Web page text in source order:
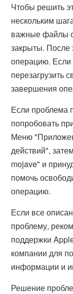
Чтобы решить
нескольким
важные файлы
закрыты. После
операцию. Если
перезагрузить
завершения
Если проблема
попробовать
Меню
действий",
mojave" и
помочь
операцию.
Если все
проблему,
поддержки
компании для
информации и
Решение